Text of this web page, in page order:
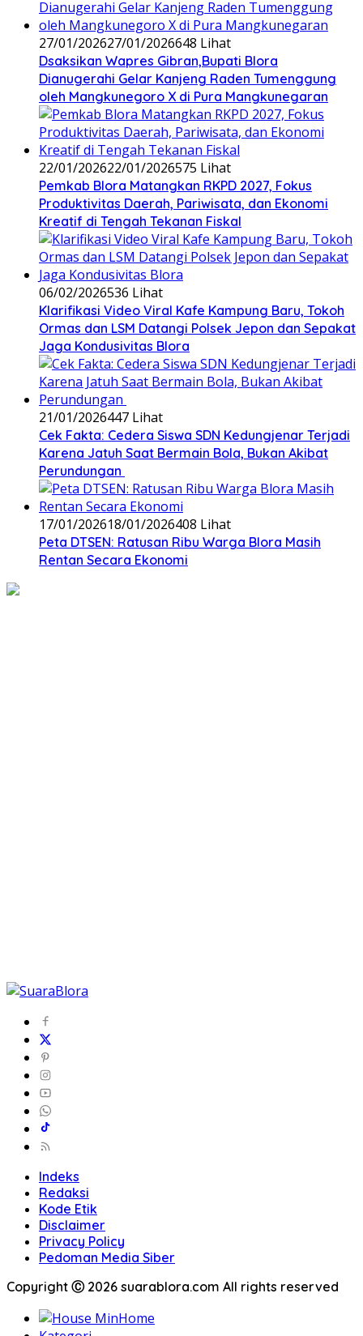
27/01/202627/01/2026648 Lihat
‎Dsaksikan Wapres Gibran,Bupati Blora
Dianugerahi Gelar Kanjeng Raden Tumenggung
oleh Mangkunegoro X di Pura Mangkunegaran
22/01/202622/01/2026575 Lihat
‎Pemkab Blora Matangkan RKPD 2027, Fokus
Produktivitas Daerah, Pariwisata, dan Ekonomi
Kreatif di Tengah Tekanan Fiskal
06/02/2026536 Lihat
‎Klarifikasi Video Viral Kafe Kampung Baru, Tokoh
Ormas dan LSM Datangi Polsek Jepon dan Sepakat
Jaga Kondusivitas Blora
21/01/2026447 Lihat
Cek Fakta: Cedera Siswa SDN Kedungjenar Terjadi
Karena Jatuh Saat Bermain Bola, Bukan Akibat
Perundungan ‎
17/01/202618/01/2026408 Lihat
‎Peta DTSEN: Ratusan Ribu Warga Blora Masih
Rentan Secara Ekonomi
Indeks
Redaksi
Kode Etik
Disclaimer
Privacy Policy
Pedoman Media Siber
Copyright Ⓒ 2026 suarablora.com All rights reserved
Home